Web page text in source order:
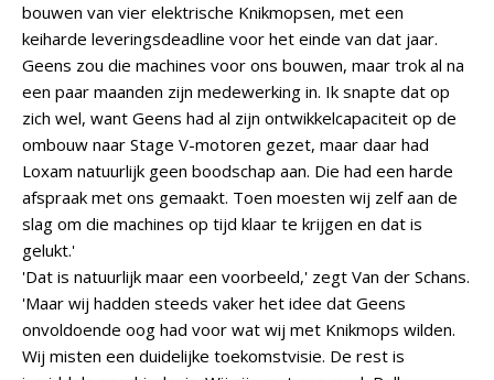
bouwen van vier elektrische Knikmopsen, met een
keiharde leveringsdeadline voor het einde van dat jaar.
Geens zou die machines voor ons bouwen, maar trok al na
een paar maanden zijn medewerking in. Ik snapte dat op
zich wel, want Geens had al zijn ontwikkelcapaciteit op de
ombouw naar Stage V-motoren gezet, maar daar had
Loxam natuurlijk geen boodschap aan. Die had een harde
afspraak met ons gemaakt. Toen moesten wij zelf aan de
slag om die machines op tijd klaar te krijgen en dat is
gelukt.'
'Dat is natuurlijk maar een voorbeeld,' zegt Van der Schans.
'Maar wij hadden steeds vaker het idee dat Geens
onvoldoende oog had voor wat wij met Knikmops wilden.
Wij misten een duidelijke toekomstvisie. De rest is